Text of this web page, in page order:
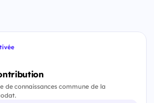
de connaissances commune de la